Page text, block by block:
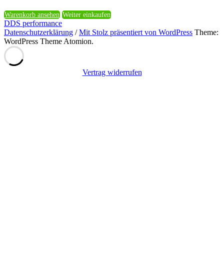
Warenkorb ansehen Weiter einkaufen
DDS performance
Datenschutzerklärung /Mit Stolz präsentiert von WordPress Theme:
WordPress Theme Atomion.
Vertrag widerrufen